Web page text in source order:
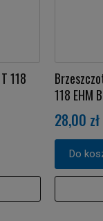
118
118 EHM
28,00 zł
Do